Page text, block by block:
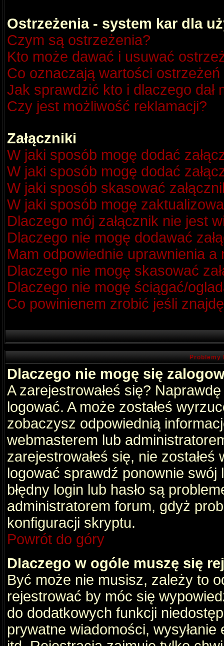
Ostrzeżenia - system kar dla
Czym są ostrzeżenia?
Kto może dawać i usuwać
Co oznaczają wartości
Jak sprawdzić kto i dlaczego dał
Czy jest możliwość reklamacji?
Załączniki
W jaki sposób mogę dodać
W jaki sposób mogę dodać
W jaki sposób skasować
W jaki sposób mogę
Dlaczego mój załącznik nie jest
Dlaczego nie mogę dodawać
Mam odpowiednie uprawnienia a
Dlaczego nie mogę skasować
Dlaczego nie mogę ściągać/
Co powinienem zrobić jeśli
Problemy
Dlaczego nie mogę się
A zarejestrowałeś się?
logować. A może zostałeś
zobaczysz odpowiednią
webmasterem lub
zarejestrowałeś się, nie
logować sprawdź ponownie swój
błędny login lub hasło są
administratorem forum, gdyż
konfiguracji skryptu.
Powrót do góry
Dlaczego w ogóle muszę się
Być może nie musisz, zależy to
rejestrować by móc się
do dodatkowych funkcji
prywatne wiadomości,